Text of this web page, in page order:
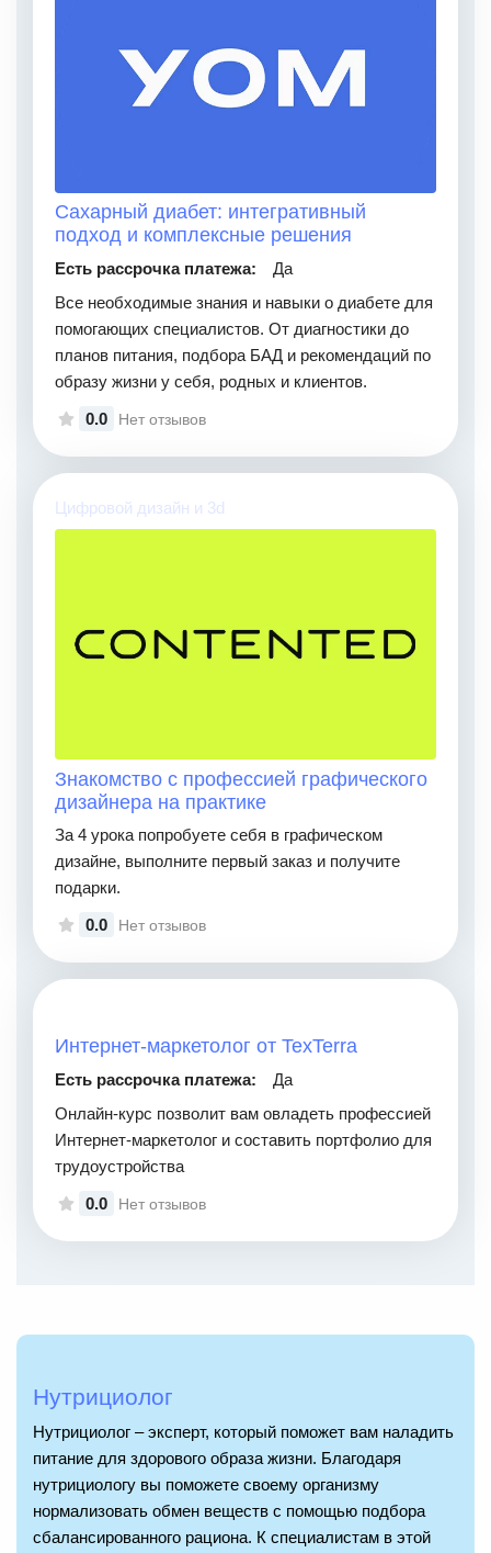
Сахарный диабет: интегративный
подход и комплексные решения
Есть рассрочка платежа:
Да
Все необходимые знания и навыки о диабете для
помогающих специалистов. От диагностики до
планов питания, подбора БАД и рекомендаций по
образу жизни у себя, родных и клиентов.
0.0
Нет отзывов
Цифровой дизайн и 3d
Знакомство с профессией графического
дизайнера на практике
За 4 урока попробуете себя в графическом
дизайне, выполните первый заказ и получите
подарки.
0.0
Нет отзывов
Интернет-маркетолог от TexTerra
Есть рассрочка платежа:
Да
Онлайн-курс позволит вам овладеть профессией
Интернет-маркетолог и составить портфолио для
трудоустройства
0.0
Нет отзывов
Нутрициолог
Нутрициолог – эксперт, который поможет вам наладить
питание для здорового образа жизни. Благодаря
нутрициологу вы поможете своему организму
нормализовать обмен веществ с помощью подбора
сбалансированного рациона. К специалистам в этой